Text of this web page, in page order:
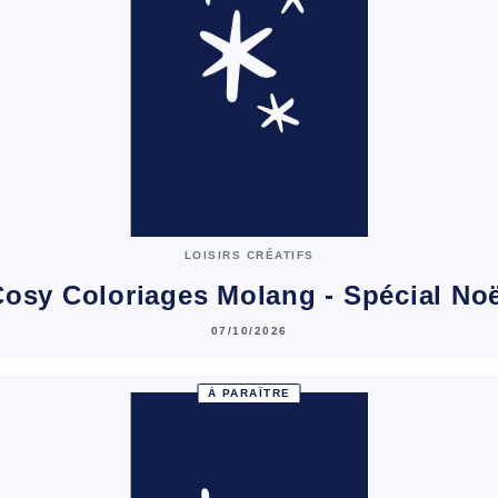
LOISIRS CRÉATIFS
Coloriages Molang - Spécial
07/10/2026
À PARAÎTRE